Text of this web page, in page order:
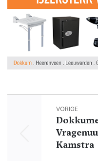
VORIGE
Kamstra